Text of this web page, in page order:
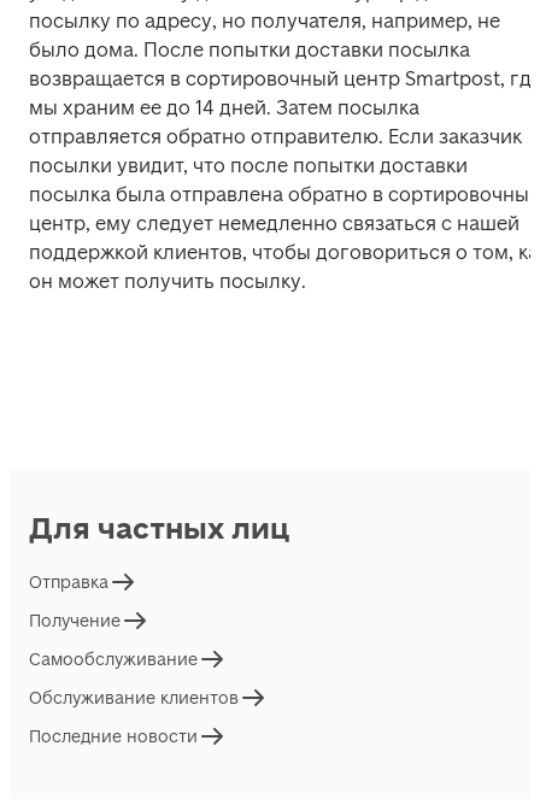
посылку по адресу, но получателя, например, не
было дома. После попытки доставки посылка
возвращается в сортировочный центр Smartpost,
мы храним ее до 14 дней. Затем посылка
отправляется обратно отправителю. Если заказчик
посылки увидит, что после попытки доставки
посылка была отправлена обратно в сортировочный
центр, ему следует немедленно связаться с нашей
поддержкой клиентов, чтобы договориться о том,
он может получить посылку.
Для частных лиц
Отправка
Получение
Самообслуживание
Обслуживание клиентов
Последние новости